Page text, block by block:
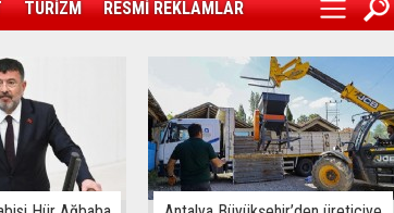
TURİZM RESMİ REKLAMLAR